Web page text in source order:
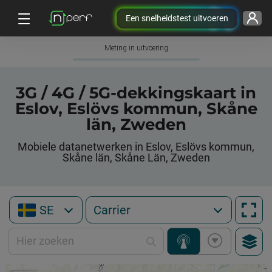
Een snelheidstest uitvoeren
Meting in uitvoering
3G / 4G / 5G-dekkingskaart in
Eslov, Eslövs kommun, Skåne
län, Zweden
Mobiele datanetwerken in Eslov, Eslövs kommun,
Skåne län, Skåne Län, Zweden
SE